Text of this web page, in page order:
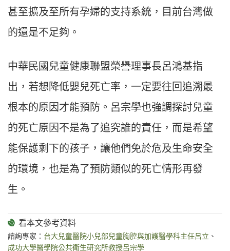
甚至擴及至所有孕婦的支持系統，目前台灣做
的還是不足夠。
中華民國兒童健康聯盟榮譽理事長呂鴻基指
出，若想降低嬰兒死亡率，一定要往回追溯最
根本的原因才能預防。呂宗學也強調探討兒童
的死亡原因不是為了追究誰的責任，而是希望
能保護剩下的孩子，讓他們免於危及生命安全
的環境，也是為了預防類似的死亡情形再發
生。
諮詢專家： 台大兒童醫院小兒部兒童胸腔與加護醫學科主任呂立 、
成功大學醫學院公共衛生研究所教授呂宗學